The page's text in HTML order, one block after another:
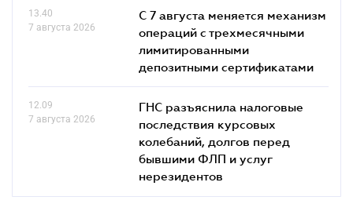
13.40
7 августа 2026
С 7 августа меняется механизм
операций с трехмесячными
лимитированными
депозитными сертификатами
12.09
7 августа 2026
ГНС разъяснила налоговые
последствия курсовых
колебаний, долгов перед
бывшими ФЛП и услуг
нерезидентов